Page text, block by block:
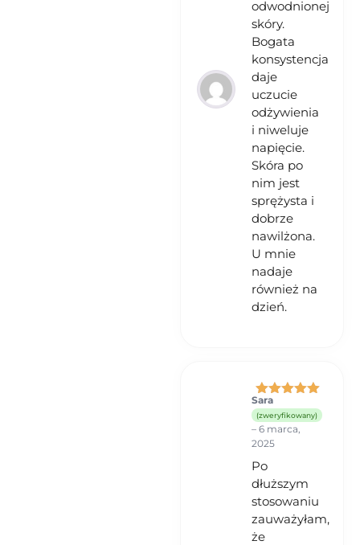
odwodnionej
skóry.
Bogata
konsystencja
daje
uczucie
odżywienia
i niweluje
napięcie.
Skóra po
nim jest
sprężysta i
dobrze
nawilżona.
U mnie
nadaje
również na
dzień.
Oceniono
na 5
Sara
(zweryfikowany)
– 6 marca,
2025
Po
dłuższym
stosowaniu
zauważyłam,
że